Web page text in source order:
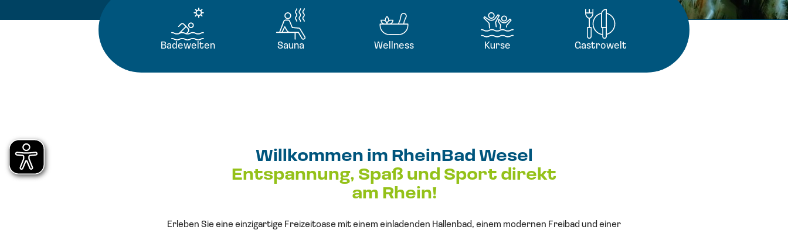
Badewelten Sauna Wellness Kurse Gastrowelt
Willkommen im RheinBad Wesel
Entspannung, Spaß und Sport direkt
am Rhein!
Erleben Sie eine einzigartige Freizeitoase mit einem einladenden Hallenbad, einem modernen Freibad und einer